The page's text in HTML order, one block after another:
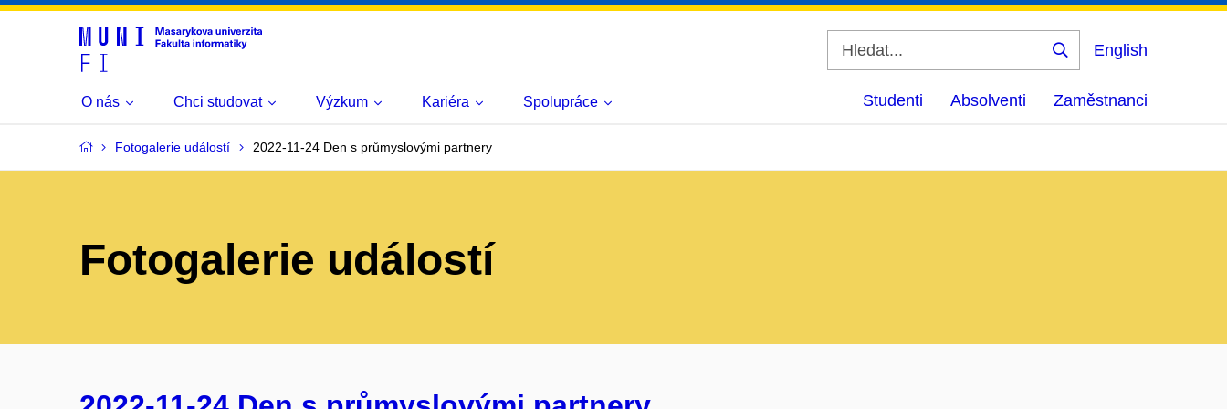
Vyhledat
English
O nás Chci studovat Výzkum Kariéra Spolupráce Studenti Absolventi Zaměstnanci
Fotogalerie událostí 2022-11-24 Den s průmyslovými partnery
Fotogalerie událostí